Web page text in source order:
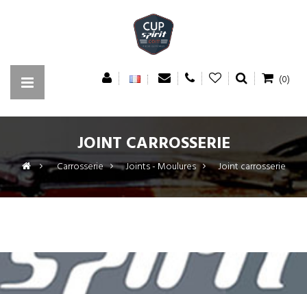
(0)
JOINT CARROSSERIE
> Carrosserie > Joints - Moulures > Joint carrosserie